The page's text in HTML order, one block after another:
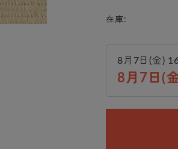
在庫:
8月7日(金)
8月7日(